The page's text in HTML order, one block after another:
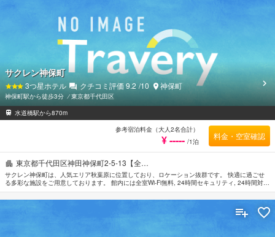
東京都千代田区神田神保町2-5-13【全…
サクレン神保町は、人気エリア秋葉原に位置しており、ロケーション抜群です。 快適に過ごせ
る多彩な施設をご用意しております。 館内には全室Wi-Fi無料, 24時間セキュリティ, 24時間対応
フロントデスク, Wi-Fi（共有エリア内）, ランドリーサービスなどの設備・サービスをご用意し
ています。 お部屋にはお客様の快適な睡眠をサポートするための設備を整えております。ロッ
カー, タオル, カーペット, 洋服掛け, スリッパなどを備えたお部屋もご用意しています。 当施設
ではさまざまなレクリエーションをご体験いただけます。 サクレン神保町はおもてなしの心と
サクレン神保町
3つ星ホテル クチコミ評価 9.2 /10 神保町
神保町駅から徒歩3分 ⁄東京都千代田区
水道橋駅から870m
参考宿泊料金（大人2名合計）
¥ ----- /1泊
料金・空室確認